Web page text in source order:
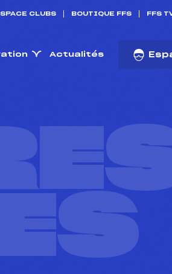
CLUBS BOUTIQUE FFS FFS
Actualités